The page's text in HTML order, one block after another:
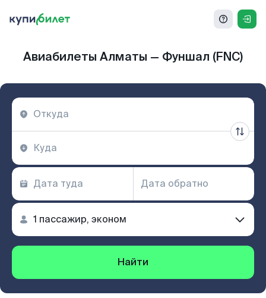
Авиабилеты Алматы — Фуншал (FNC)
Найти